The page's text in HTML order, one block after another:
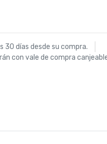
30 días desde su compra.
con vale de compra